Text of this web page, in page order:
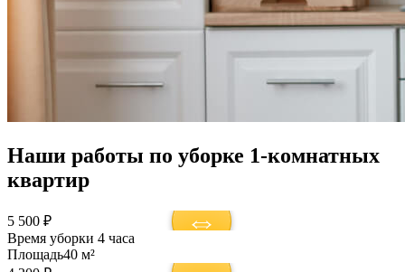
Наши работы по уборке 1-комнатных
квартир
5 500 ₽
Время уборки 4 часа
Площадь40 м²